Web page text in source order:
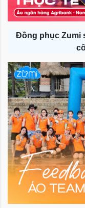
Đồng phục Zumi